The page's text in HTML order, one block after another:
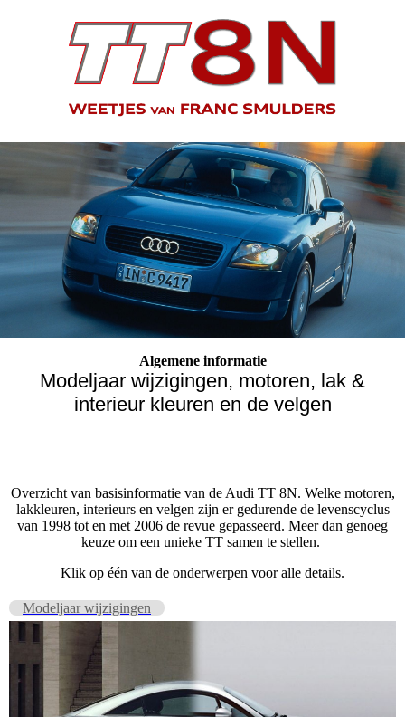
Algemene informatie
Modeljaar wijzigingen, motoren, lak &
interieur kleuren en de velgen
Overzicht van basisinformatie van de Audi TT 8N. Welke motoren,
lakkleuren, interieurs en velgen zijn er gedurende de levenscyclus
van 1998 tot en met 2006 de revue gepasseerd. Meer dan genoeg
keuze om een unieke TT samen te stellen.
Klik op één van de onderwerpen voor alle details.
Modeljaar wijzigingen